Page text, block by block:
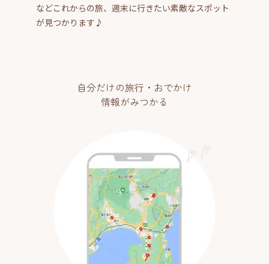
などこれからの旅、週末に行きたい素敵なスポット
が見つかります♪
自分だけの旅行・おでかけ
情報がみつかる